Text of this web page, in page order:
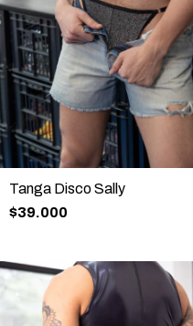
Tanga Disco Sally
$39.000